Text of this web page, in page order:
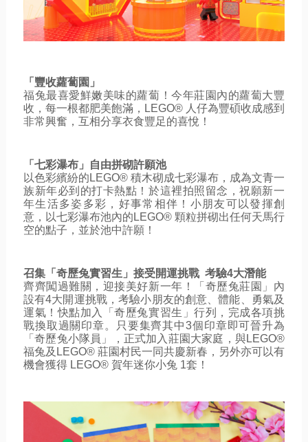
「豐收蘿蔔園」
福兔最喜愛鮮嫩美味的蘿蔔！今年莊園內的蘿蔔大豐
收，每一根都肥美飽滿，LEGO® 人仔為豐碩收成感到
非常興奮，互相分享衣食豐足的喜悅！
「七彩瀑布」自由拼砌許願池
以色彩繽紛的LEGO® 積木砌成七彩瀑布，成為文青一
族新年必到的打卡熱點！於這裡拍照留念，祝願新一
年生活多姿多彩，好事常相伴！小朋友可以發揮創
意，以七彩瀑布池內的LEGO® 顆粒拼砌出任何天馬行
空的點子，並於池中許願！
召集「奇歷兔實習生」接受開運挑戰  考驗4大潛能
齊齊闖過難關，迎接美好新一年！「奇歷兔莊園」內
設有4大開運挑戰，考驗小朋友的創意、體能、勇氣及
運氣！快點加入「奇歷兔實習生」行列，完成各項挑
戰換取過關印章。只要集齊其中3個印章即可晉升為
「奇歷兔小隊員」，正式加入莊園大家庭，與LEGO®
福兔及LEGO® 莊園村民一同共慶新春，另外亦可以有
機會獲得 LEGO® 賀年迷你小兔 1套！